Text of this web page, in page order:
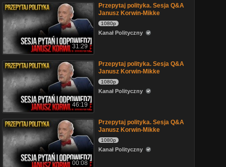
31:29
Przepytaj polityka. Sesja Q&A
Janusz Korwin-Mikke
1080p
Kanał Polityczny
46:19
Przepytaj polityka. Sesja Q&A
Janusz Korwin-Mikke
1080p
Kanał Polityczny
00:08
Przepytaj polityka. Sesja Q&A
Janusz Korwin-Mikke
1080p
Kanał Polityczny